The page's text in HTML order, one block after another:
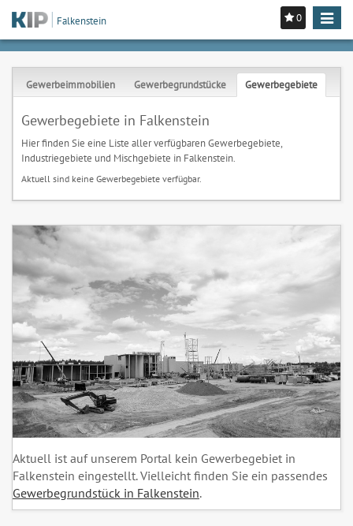
0
Toggle
Falkenstein
Gewerbeimmobilien Gewerbegrundstücke Gewerbegebiete
Gewerbegebiete in Falkenstein
Hier finden Sie eine Liste aller verfügbaren Gewerbegebiete,
Industriegebiete und Mischgebiete in Falkenstein.
Aktuell sind keine Gewerbegebiete verfügbar.
Aktuell ist auf unserem Portal kein Gewerbegebiet in
Falkenstein eingestellt. Vielleicht finden Sie ein passendes
Gewerbegrundstück in Falkenstein.